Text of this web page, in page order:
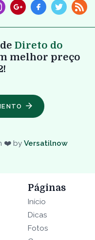
Direto do
melhor preço
❤️ by Versatilnow
Páginas
Início
Dicas
Fotos